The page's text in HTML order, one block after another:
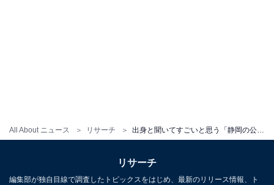
All About ニュース リサーチ
リサーチ
編集部が独自目線で調査したトピックスをはじめ、最新のリリース情報、ト